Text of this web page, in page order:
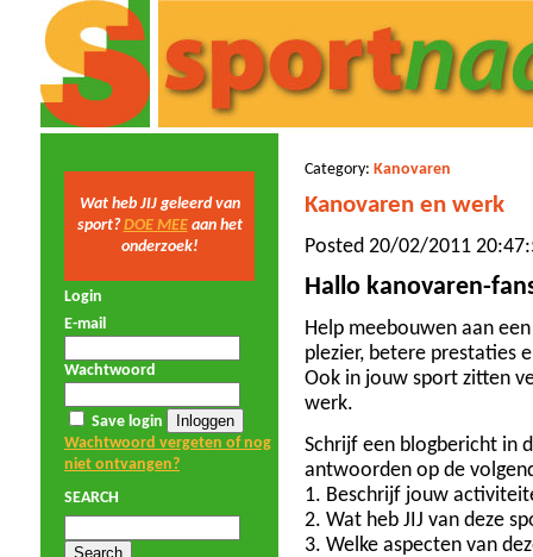
Wat heb JIJ geleerd van
sport?DOE MEEaan het
onderzoek!
Login
E-mail
Wachtwoord
Save login
Wachtwoord vergeten of nog
niet ontvangen?
SEARCH
Category: Kanovaren
Kanovaren en werk
Posted 20/02/2011
Hallo kanovaren-
Help meebouwen aan
plezier, betere prestaties
Ook in jouw sport zitten
werk.
Schrijf een blogbericht in
antwoorden op de
1. Beschrijf jouw
2. Wat heb JIJ van deze
3. Welke aspecten van